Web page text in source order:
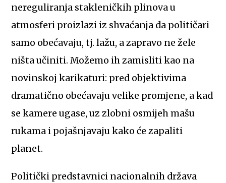
nereguliranja stakleničkih plinova u
atmosferi proizlazi iz shvaćanja da političari
samo obećavaju, tj. lažu, a zapravo ne žele
ništa učiniti. Možemo ih zamisliti kao na
novinskoj karikaturi: pred objektivima
dramatično obećavaju velike promjene, a kad
se kamere ugase, uz zlobni osmijeh mašu
rukama i pojašnjavaju kako će zapaliti
planet.
Politički predstavnici nacionalnih država